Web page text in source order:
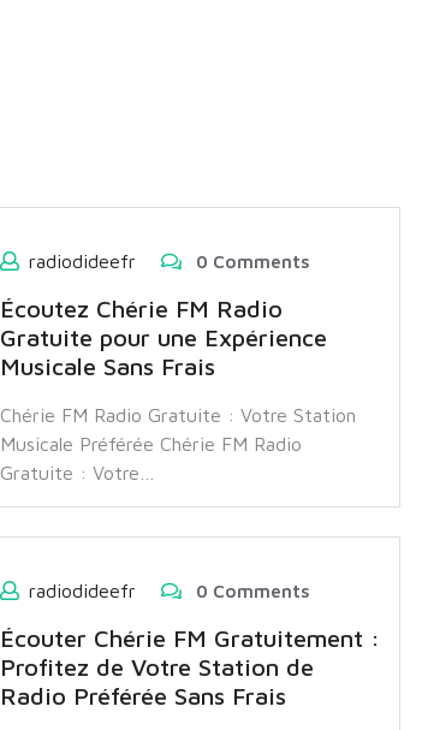
radiodideefr 0 Comments
Écoutez Chérie FM Radio
Gratuite pour une Expérience
Musicale Sans Frais
Chérie FM Radio Gratuite : Votre Station
Musicale Préférée Chérie FM Radio
Gratuite : Votre…
radiodideefr 0 Comments
Écouter Chérie FM Gratuitement :
Profitez de Votre Station de
Radio Préférée Sans Frais